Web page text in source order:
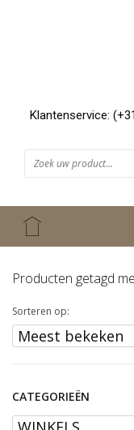
Klantenservice:
Producten getagd
Sorteren op:
CATEGORIEËN